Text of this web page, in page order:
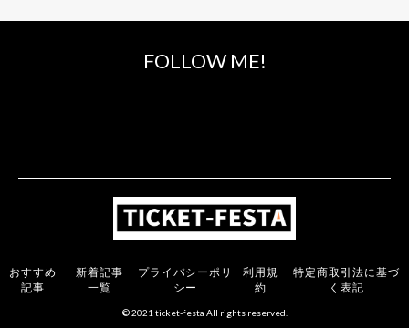
FOLLOW ME!
おすすめ
記事
新着記事
一覧
プライバシーポリ
シー
利用規
約
特定商取引法に基づ
く表記
© 2021 ticket-festa All rights reserved.